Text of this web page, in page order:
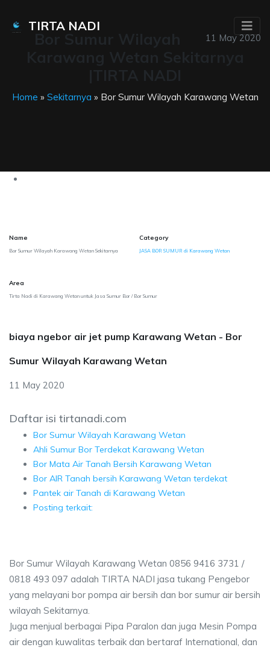
TIRTA NADI
11 May 2020
Home » Sekitarnya » Bor Sumur Wilayah Karawang Wetan
Name
Bor Sumur Wilayah Karawang Wetan Sekitarnya
Category
JASA BOR SUMUR di Karawang Wetan
Area
Tirta Nadi di Karawang Wetan untuk Jasa Sumur Bor / Bor Sumur
biaya ngebor air jet pump Karawang Wetan - Bor
Sumur Wilayah Karawang Wetan
11 May 2020
Daftar isi tirtanadi.com
Bor Sumur Wilayah Karawang Wetan
Ahli Sumur Bor Terdekat Karawang Wetan
Bor Mata Air Tanah Bersih Karawang Wetan
Bor AIR Tanah bersih Karawang Wetan terdekat
Pantek air Tanah di Karawang Wetan
Posting terkait:
Bor Sumur Wilayah Karawang Wetan 0856 9416 3731 /
0818 493 097 adalah TIRTA NADI jasa tukang Pengebor
yang melayani bor pompa air bersih dan bor sumur air bersih
wilayah Sekitarnya.
Juga menjual berbagai Pipa Paralon dan juga Mesin Pompa
air dengan kuwalitas terbaik dan bertaraf International, dan